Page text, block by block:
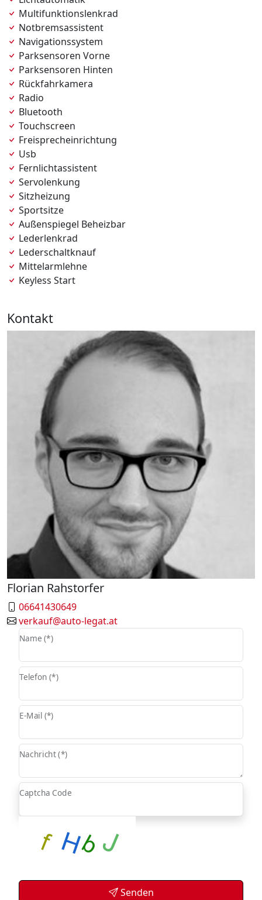
Multifunktionslenkrad
Notbremsassistent
Navigationssystem
Parksensoren Vorne
Parksensoren Hinten
Rückfahrkamera
Radio
Bluetooth
Touchscreen
Freisprecheinrichtung
Usb
Fernlichtassistent
Servolenkung
Sitzheizung
Sportsitze
Außenspiegel Beheizbar
Lederlenkrad
Lederschaltknauf
Mittelarmlehne
Keyless Start
Kontakt
Florian Rahstorfer
06641430649
verkauf@auto-legat.at
Name (*)
Telefon (*)
E-Mail (*)
Nachricht (*)
Captcha Code
Senden